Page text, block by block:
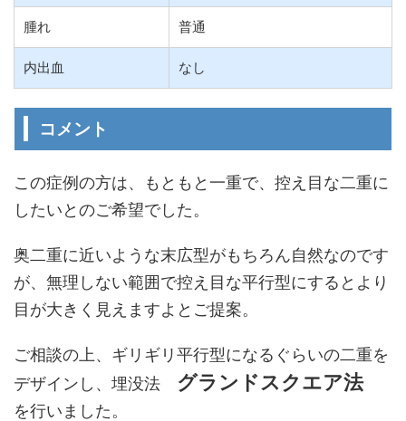
腫れ 普通
内出血 なし
コメント
この症例の方は、もともと一重で、控え目な二重に
したいとのご希望でした。
奥二重に近いような末広型がもちろん自然なのです
が、無理しない範囲で控え目な平行型にするとより
目が大きく見えますよとご提案。
ご相談の上、ギリギリ平行型になるぐらいの二重を
デザインし、埋没法 グランドスクエア法
を行いました。